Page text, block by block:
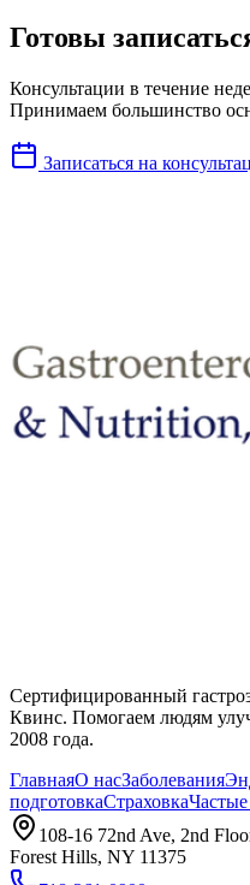
Готовы
Консультации в течение
Принимаем большинство
Записаться на
Сертифицированный
Квинс. Помогаем людям
2008 года.
ГлавнаяО насЗаболевания
подготовкаСтраховка
108-16 72nd Ave, 2nd
Forest Hills, NY 11375